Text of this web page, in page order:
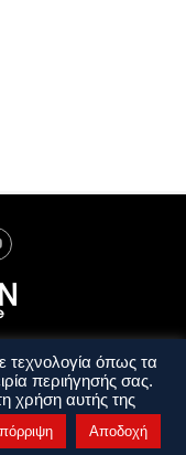
Όροι Χρήσης
τεχνολογία όπως τα
περιήγησής σας.
χρήση αυτής της
Αποδοχή